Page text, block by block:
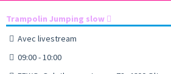
Trampolin Jumping slow
Avec livestream
09:00 - 10:00